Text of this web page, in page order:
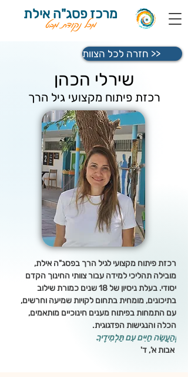
מרכז פסג"ה אילת
מכל נקודת מבט
חזרה לכל הצוות >>
שירלי הכהן
רכזת פיתוח מקצועי גיל הרך
רכזת פיתוח מקצועי לגיל הרך בפסג"ה אילת,
מובילה תהליכי למידה עבור צוותי החינוך הקדם
יסודי. בעלת ניסיון של 18 שנים כמורת שילוב
בתיכונים, מומחית בתחום לקויות שמיעה וחרשים,
עם התמחות בפיתוח מענים חינוכיים מותאמים,
הכלה והנגישות הפדגוגית.
וְהַעֲשֵׂה חַיִּים עִם תַּלְמִידֶיךָ